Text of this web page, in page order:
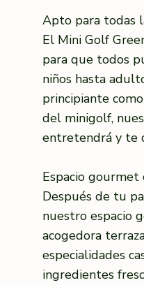
Apto para todas
El Mini Golf
para que todos
niños hasta
principiante
del minigolf,
entretendrá y te
Espacio gourmet
Después de tu
nuestro espacio
acogedora
especialidades
ingredientes